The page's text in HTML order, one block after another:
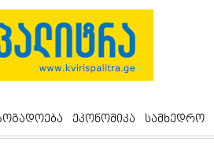
ეკონომიკა სამხედრო